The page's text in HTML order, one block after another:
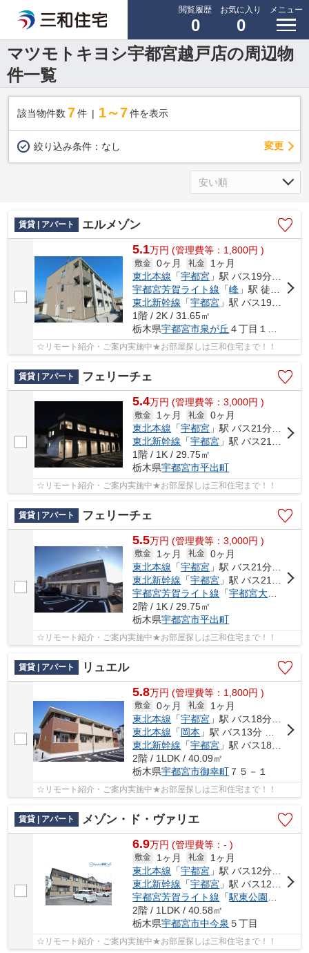
閲覧履歴
0
お気に入り
0
メニュー
マツモトキヨシ宇都宮越戸店の周辺物
件一覧
該当物件数 7件 1～7 件を表示
絞り込み条件： なし 変更
賃貸 | アパート エルメゾン
5.1万円 (管理費等：1,800円 )
敷金 0ヶ月 礼金
1ヶ月
東北本線 「宇都宮 」駅 バス19分 「泉ケ丘小学校前（栃木県）」 停歩5分
宇都宮芳賀ライト線 「峰 」駅 徒歩15分
東北新幹線 「宇都宮 」駅 バス19分 「泉ケ丘小学校前（栃木県）」 停歩5分
1階 / 2K / 31.65㎡
栃木県宇都宮市泉が丘 ４丁目１０番１７号
☆リモート紹介・ご案内実施中★お部屋探しは三和住宅まで！！
賃貸 | アパート フェリーチェ
5.4万円 (管理費等：3,000円 )
敷金 1ヶ月 礼金 0ヶ月
東北本線 「宇都宮 」駅 バス21分 「滝団地前」 停歩4分
東北新幹線 「宇都宮 」駅 バス21分 「滝団地前」 停歩4分
1階 / 1K / 29.75㎡
栃木県宇都宮市平出町
☆リモート紹介・ご案内実施中★お部屋探しは三和住宅まで！！
賃貸 | アパート フェリーチェ
5.5万円 (管理費等：3,000円 )
敷金 1ヶ月 礼金 0ヶ月
東北本線 「宇都宮 」駅 バス21分 「滝団地前」 停歩4分
東北新幹線 「宇都宮 」駅 バス21分 「滝団地前」 停歩4分
宇都宮芳賀ライト線 「宇都宮大学陽東キャンパス
2階 / 1K / 29.75㎡
栃木県宇都宮市平出町
☆リモート紹介・ご案内実施中★お部屋探しは三和住宅まで！！
賃貸 | アパート リュエル
5.8万円 (管理費等：1,800円 )
敷金 0ヶ月 礼金
1ヶ月
東北本線 「宇都宮 」駅 バス18分 「南御幸町」 停歩3分
東北本線 「岡本 」駅 バス13分 「南御幸町」 停歩2分
東北新幹線 「宇都宮 」駅 バス18分 「南御幸町」 停歩3分
2階 / 1LDK / 40.09㎡
栃木県宇都宮市御幸町 ７５－１
☆リモート紹介・ご案内実施中★お部屋探しは三和住宅まで！！
賃貸 | アパート メゾン・ド・ヴァリエ
6.9万円 (管理費等：- )
敷金 1ヶ月 礼金
1ヶ月
東北本線 「宇都宮 」駅 バス12分 「中今泉五丁目」 停歩4分
東北新幹線 「宇都宮 」駅 バス12分 「中今泉五丁目」 停歩4分
宇都宮芳賀ライト線 「駅東公園前
2階 / 1LDK / 40.58㎡
栃木県宇都宮市中今泉 ５丁目
☆リモート紹介・ご案内実施中★お部屋探しは三和住宅まで！！